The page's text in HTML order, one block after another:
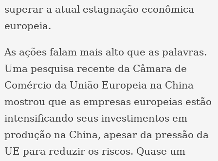
superar a atual estagnação econômica
europeia.
As ações falam mais alto que as palavras.
Uma pesquisa recente da Câmara de
Comércio da União Europeia na China
mostrou que as empresas europeias estão
intensificando seus investimentos em
produção na China, apesar da pressão da
UE para reduzir os riscos. Quase um